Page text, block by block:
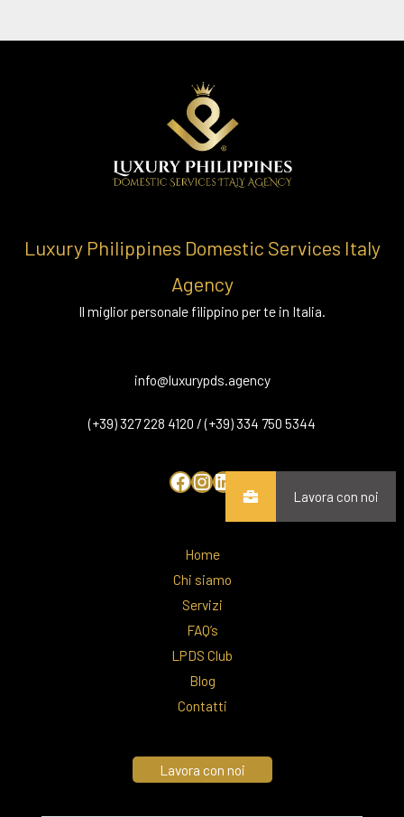
Luxury Philippines Domestic Services Italy
Agency
Il miglior personale filippino per te in Italia.
info@luxurypds.agency
(+39) 327 228 4120 / (+39) 334 750 5344
Lavora con noi
Home
Chi siamo
Servizi
FAQ’s
LPDS Club
Blog
Contatti
Lavora con noi